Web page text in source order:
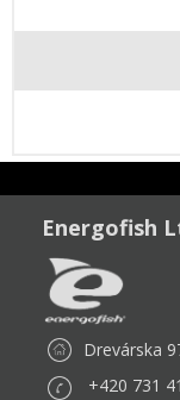
Energofish
Drevárska
+420 731